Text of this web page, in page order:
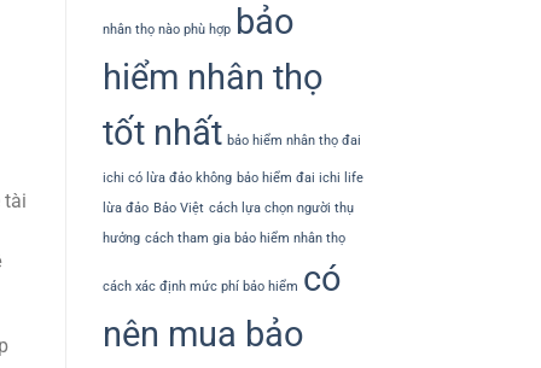
tài
nhân thọ nào phù hợp
bảo
hiểm nhân thọ
tốt nhất bảo hiểm nhân thọ đai
ichi có lừa đảo không bảo hiểm đai ichi life
lừa đảo Bảo Việt cách lựa chọn người thụ
hưởng cách tham gia bảo hiểm nhân thọ
cách xác định mức phí bảo hiểm có
nên mua bảo